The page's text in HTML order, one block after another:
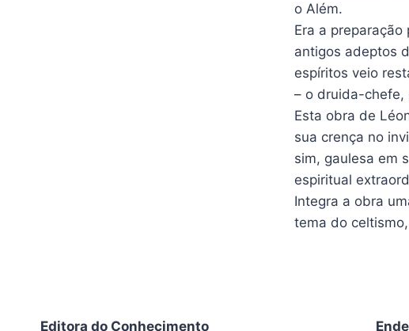
o Além.
Era a
antigos adeptos
espíritos veio
– o druida-chefe,
Esta obra de
sua crença no
sim, gaulesa em
espiritual
Integra a obra
tema do
Editora do Conhecimento